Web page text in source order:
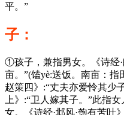
平。”
子：
①孩子，兼指男女。《诗经
亩。”(馌yè:送饭。南亩：
赵策四》:“丈夫亦爱怜其少
上》:“卫人嫁其子。”此指
女。《诗经·邶风·匏有苦叶